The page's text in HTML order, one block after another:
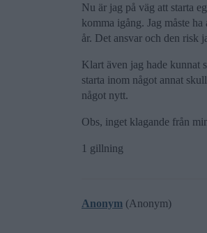
Nu är jag på väg att starta
komma igång. Jag måste
år. Det ansvar och den risk
Klart även jag hade kunnat
starta inom något annat
något nytt.
Obs, inget klagande från
1 gillning
Anonym (Anonym)